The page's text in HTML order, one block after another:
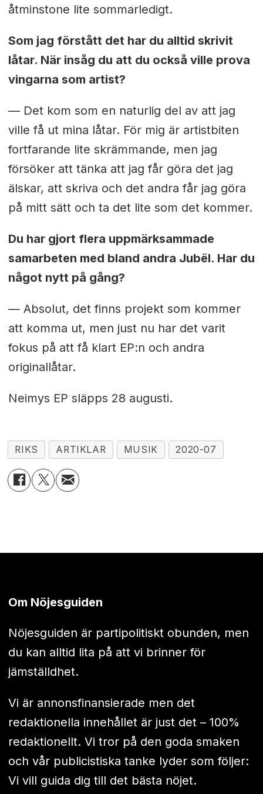
åtminstone lite sommarledigt.
Som jag förstått det har du alltid skrivit
låtar. När insåg du att du också ville prova
vingarna som artist?
— Det kom som en naturlig del av att jag
ville få ut mina låtar. För mig är artistbiten
fortfarande lite skrämmande, men jag
försöker att tänka att jag får göra det jag
älskar, att skriva och det andra får jag göra
på mitt sätt och ta det lite som det kommer.
Du har gjort flera uppmärksammade
samarbeten med bland andra Jubël. Har du
något nytt på gång?
— Absolut, det finns projekt som kommer
att komma ut, men just nu har det varit
fokus på att få klart EP:n och andra
originallåtar.
Neimys EP släpps 28 augusti.
RIKS ARTIKLAR MUSIK 2020-07
Om Nöjesguiden
Nöjesguiden är partipolitiskt obunden, men
du kan alltid lita på att vi brinner för
jämställdhet.
Vi är annonsfinansierade men det
redaktionella innehållet är just det – 100%
redaktionellt. Vi tror på den goda smaken
och vår publicistiska tanke lyder som följer:
Vi vill guida dig till det bästa nöjet.